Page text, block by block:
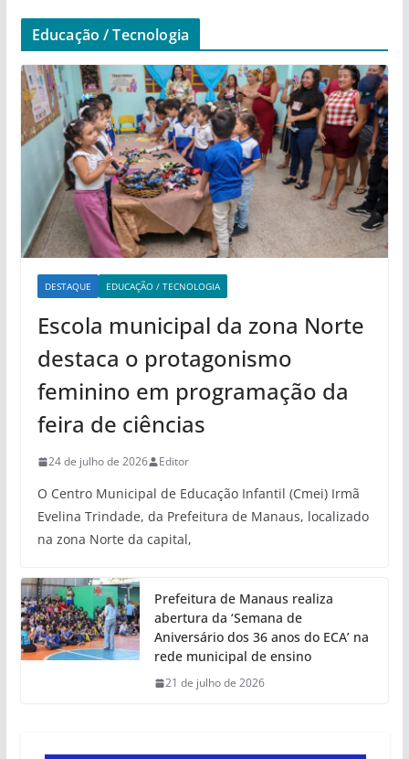
Educação / Tecnologia
DESTAQUE EDUCAÇÃO / TECNOLOGIA
Escola municipal da zona Norte
destaca o protagonismo
feminino em programação da
feira de ciências
24 de julho de 2026 Editor
O Centro Municipal de Educação Infantil (Cmei) Irmã
Evelina Trindade, da Prefeitura de Manaus, localizado
na zona Norte da capital,
Prefeitura de Manaus realiza
abertura da ‘Semana de
Aniversário dos 36 anos do ECA’ na
rede municipal de ensino
21 de julho de 2026